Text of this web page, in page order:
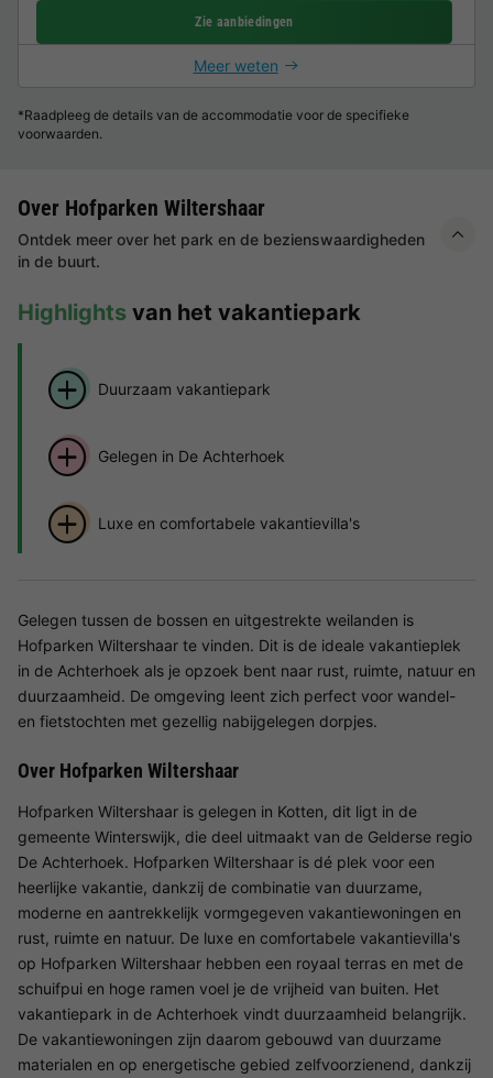
Zie aanbiedingen
Meer weten
*Raadpleeg de details van de accommodatie voor de specifieke
voorwaarden.
Over Hofparken Wiltershaar
Ontdek meer over het park en de bezienswaardigheden
in de buurt.
Highlights van het vakantiepark
Duurzaam vakantiepark
Gelegen in De Achterhoek
Luxe en comfortabele vakantievilla's
Gelegen tussen de bossen en uitgestrekte weilanden is
Hofparken Wiltershaar te vinden. Dit is de ideale vakantieplek
in de Achterhoek als je opzoek bent naar rust, ruimte, natuur en
duurzaamheid. De omgeving leent zich perfect voor wandel-
en fietstochten met gezellig nabijgelegen dorpjes.
Over Hofparken Wiltershaar
Hofparken Wiltershaar is gelegen in Kotten, dit ligt in de
gemeente Winterswijk, die deel uitmaakt van de Gelderse regio
De Achterhoek. Hofparken Wiltershaar is dé plek voor een
heerlijke vakantie, dankzij de combinatie van duurzame,
moderne en aantrekkelijk vormgegeven vakantiewoningen en
rust, ruimte en natuur. De luxe en comfortabele vakantievilla's
op Hofparken Wiltershaar hebben een royaal terras en met de
schuifpui en hoge ramen voel je de vrijheid van buiten. Het
vakantiepark in de Achterhoek vindt duurzaamheid belangrijk.
De vakantiewoningen zijn daarom gebouwd van duurzame
materialen en op energetische gebied zelfvoorzienend, dankzij